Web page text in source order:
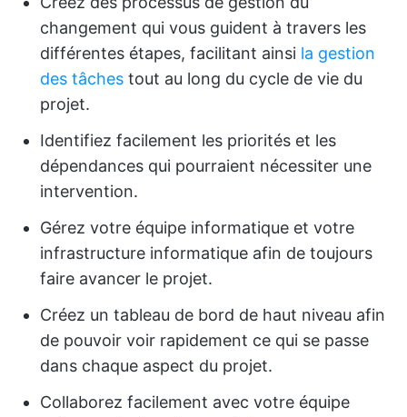
changement qui vous guident à travers les
différentes étapes, facilitant ainsi la gestion
des tâches tout au long du cycle de vie du
projet.
Identifiez facilement les priorités et les
dépendances qui pourraient nécessiter une
intervention.
Gérez votre équipe informatique et votre
infrastructure informatique afin de toujours
faire avancer le projet.
Créez un tableau de bord de haut niveau afin
de pouvoir voir rapidement ce qui se passe
dans chaque aspect du projet.
Collaborez facilement avec votre équipe